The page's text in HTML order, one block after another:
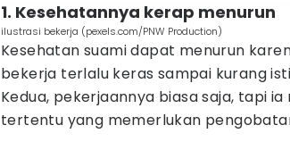
1. Kesehatannya kerap menurun
ilustrasi bekerja (pexels.com/PNW Production)
Kesehatan suami dapat menurun
bekerja terlalu keras sampai kurang
Kedua, pekerjaannya biasa saja, tapi
tertentu yang memerlukan